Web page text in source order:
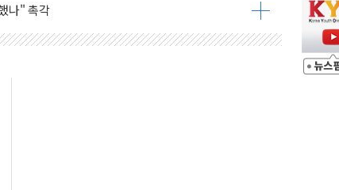
반도체주 '활짝'
퇴…나스닥 선물 1%대 상승
레어·태양광주↑ VS 트레이드데스크·웬디스↓